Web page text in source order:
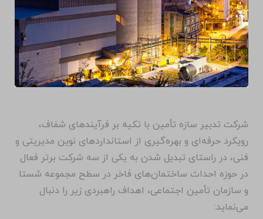
شرکت تدبیر سازه تأمین با تکیه بر فرآیندهای شفاف،
رویکرد حرفه‌ای و بهره‌گیری از استانداردهای نوین مدیریتی و
فنی، در راستای تبدیل شدن به یکی از سه شرکت برتر فعال
در حوزه احداث ساختمان‌های فاخر در سطح مجموعه شستا
و سازمان تأمین اجتماعی، اهداف راهبردی زیر را دنبال
می‌نماید: